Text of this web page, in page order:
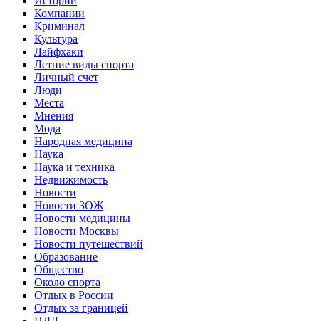
Компании
Криминал
Культура
Лайфхаки
Летние виды спорта
Личный счет
Люди
Места
Мнения
Мода
Народная медицина
Наука
Наука и техника
Недвижимость
Новости
Новости ЗОЖ
Новости медицины
Новости Москвы
Новости путешествий
Образование
Общество
Около спорта
Отдых в России
Отдых за границей